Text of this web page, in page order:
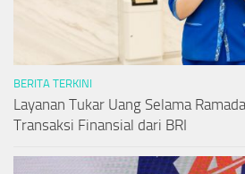
BERITA TERKINI
Layanan Tukar Uang Selama
Transaksi Finansial dari BRI